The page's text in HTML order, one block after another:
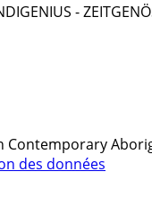
-
Contemporary
des données